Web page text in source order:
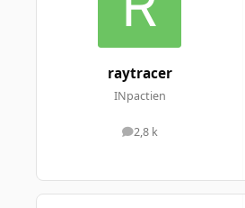
raytracer
INpactien
2,8 k
messages